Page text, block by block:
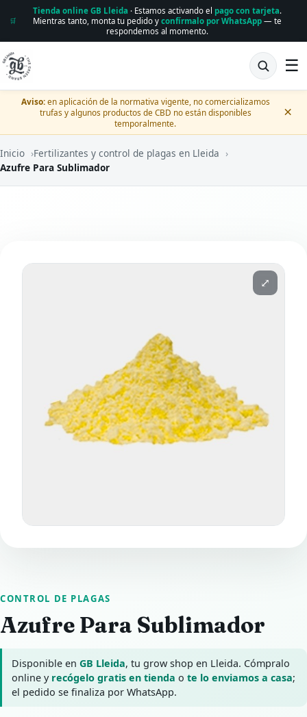
🛒
Tienda online GB Lleida · Estamos activando el pago con tarjeta.
Mientras tanto, monta tu pedido y confírmalo por WhatsApp— te
respondemos al momento.
☰
Aviso:en aplicación de la normativa vigente, no comercializamos
trufas y algunos productos de CBD no están disponibles
temporalmente.
×
Inicio ›Fertilizantes y control de plagas en Lleida ›
Azufre Para Sublimador
⤢
CONTROL DE PLAGAS
Azufre Para Sublimador
Disponible enGB Lleida, tu grow shop en Lleida. Cómpralo
online y recógelo gratis en tienda ote lo enviamos a casa;
el pedido se finaliza por WhatsApp.